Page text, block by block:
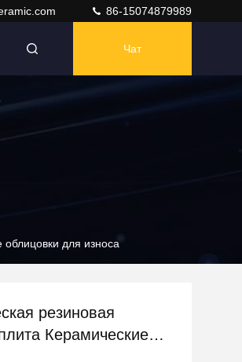
86-15074879989
Чат
для износа
резиновая
Керамические